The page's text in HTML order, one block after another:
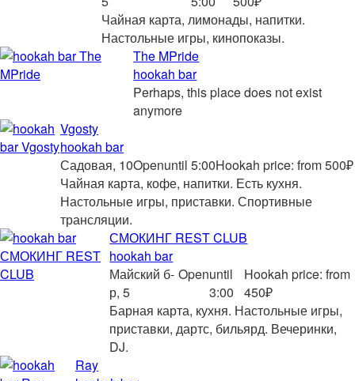
Чайная карта, лимонады, напитки.
Настольные игры, кинопоказы.
The MPride
hookah bar
Perhaps, this place does not exist
anymore
Vgosty
hookah bar
Садовая, 10Openuntil 5:00Hookah price: from 500₽
Чайная карта, кофе, напитки. Есть кухня.
Настольные игры, приставки. Спортивные
трансляции.
СМОКИНГ REST CLUB
hookah bar
Майский б-
р, 5
Openuntil
3:00
Hookah price: from
450₽
Барная карта, кухня. Настольные игры,
приставки, дартс, бильярд. Вечеринки,
DJ.
Ray